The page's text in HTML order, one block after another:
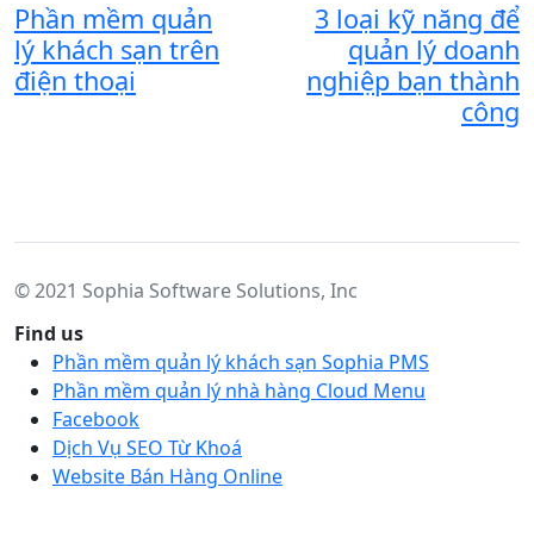
Phần mềm quản
lý khách sạn trên
điện thoại
3 loại kỹ năng để
quản lý doanh
nghiệp bạn thành
công
© 2021 Sophia Software Solutions, Inc
Find us
Phần mềm quản lý khách sạn Sophia PMS
Phần mềm quản lý nhà hàng Cloud Menu
Facebook
Dịch Vụ SEO Từ Khoá
Website Bán Hàng Online